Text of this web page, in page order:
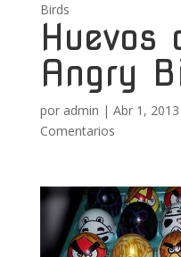
Birds
Huevos
Angry
por admin | Abr 1, 2013
Comentarios